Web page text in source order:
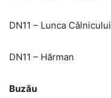
DN11 – Lunca Câlnicului
DN11 – Hărman
Buzău